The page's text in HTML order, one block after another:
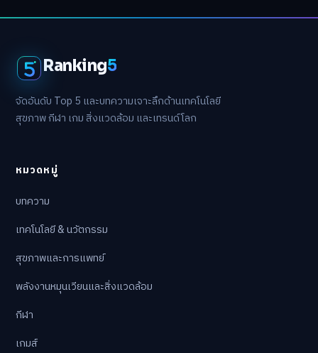
Ranking5
จัดอันดับ Top 5 และบทความเจาะลึกด้านเทคโนโลยี
สุขภาพ กีฬา เกม สิ่งแวดล้อม และเทรนด์โลก
หมวดหมู่
บทความ
เทคโนโลยี & นวัตกรรม
สุขภาพและการแพทย์
พลังงานหมุนเวียนและสิ่งแวดล้อม
กีฬา
เกมส์